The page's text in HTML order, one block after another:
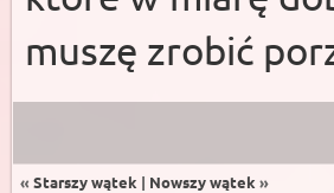
muszę zrobić
« Starszy wątek | Nowszy wątek »